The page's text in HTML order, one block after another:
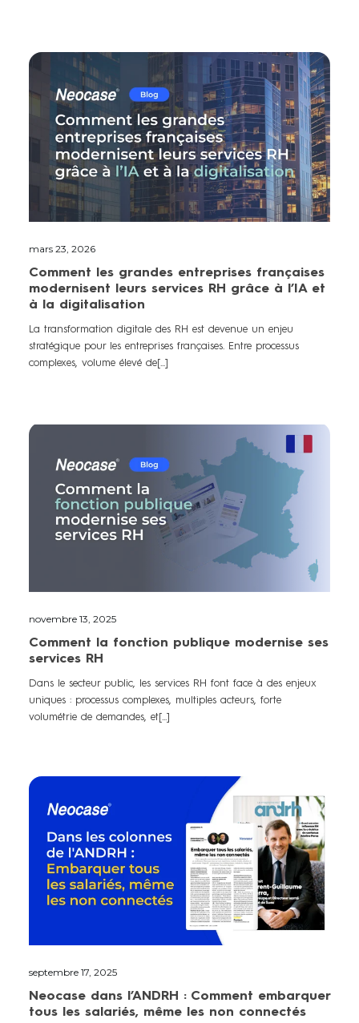
mars 23, 2026
Comment les grandes entreprises françaises
modernisent leurs services RH grâce à l’IA et
à la digitalisation
La transformation digitale des RH est devenue un enjeu
stratégique pour les entreprises françaises. Entre processus
complexes, volume élevé de[...]
novembre 13, 2025
Comment la fonction publique modernise ses
services RH
Dans le secteur public, les services RH font face à des enjeux
uniques : processus complexes, multiples acteurs, forte
volumétrie de demandes, et[...]
septembre 17, 2025
Neocase dans l’ANDRH : Comment embarquer
tous les salariés, même les non connectés